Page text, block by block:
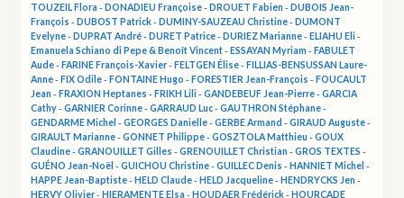
TOUZEIL Flora - DONADIEU Françoise- DROUET Fabien - DUBOIS Jean-
François - DUBOST Patrick- DUMINY-SAUZEAU Christine- DUMONT
Evelyne- DUPRAT André- DURET Patrice- DURIEZ Marianne- ELIAHU Eli -
Emanuela Schiano di Pepe & Benoît Vincent- ESSAYAN Myriam - FABULET
Aude- FARINE François-Xavier- FELTGEN Élise- FILLIAS-BENSUSSAN Laure-
Anne- FIX Odile- FONTAINE Hugo - FORESTIER Jean-François - FOUCAULT
Jean - FRAXION Heptanes - FRIKH Lili -GANDEBEUF Jean-Pierre-GARCIA
Cathy-GARNIER Corinne-GARRAUD Luc-GAUTHRON Stéphane-
GENDARME Michel -GEORGES Danielle-GERBE Armand -GIRAUD Auguste-
GIRAULT Marianne-GONNET Philippe-GOSZTOLA Matthieu -GOUX
Claudine-GRANOUILLET Gilles -GRENOUILLET Christian -GROS TEXTES -
GUÉNO Jean-Noël -GUICHOU Christine-GUILLEC Denis - HANNIET Michel -
HAPPE Jean-Baptiste- HELD Claude- HELD Jacqueline- HENDRYCKS Jen -
HERVY Olivier- HIERAMENTE Elsa - HOUDAER Frédérick- HOURCADE